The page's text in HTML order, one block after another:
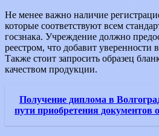
Не менее важно наличие
которые соответствуют всем
госзнака. Учреждение должно
реестром, что добавит уверенности
Также стоит запросить образец
качеством продукции.
Получение диплома в
пути приобретения документов